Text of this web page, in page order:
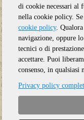
di cookie necessari
nella cookie policy.
cookie policy.
navigazione, oppure
tecnici o di
accettare. Puoi
consenso, in qualsiasi
Privacy policy